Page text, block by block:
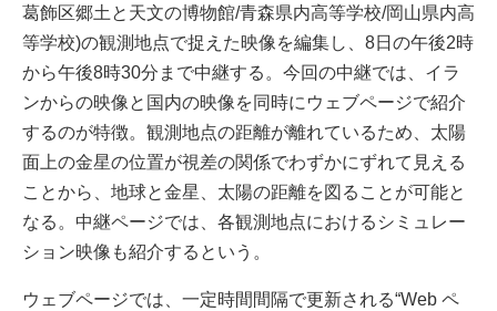
葛飾区郷土と天文の博物館/青森県内高等学校/岡山県内高
等学校)の観測地点で捉えた映像を編集し、8日の午後2時
から午後8時30分まで中継する。今回の中継では、イラ
ンからの映像と国内の映像を同時にウェブページで紹介
するのが特徴。観測地点の距離が離れているため、太陽
面上の金星の位置が視差の関係でわずかにずれて見える
ことから、地球と金星、太陽の距離を図ることが可能と
なる。中継ページでは、各観測地点におけるシミュレー
ション映像も紹介するという。
ウェブページでは、一定時間間隔で更新される“Web ペ